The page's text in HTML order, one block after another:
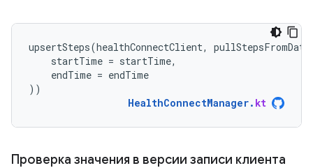
upsertSteps(healthConnectClient,
startTime = startTime,
endTime = endTime
))
HealthConnectManager. kt
Проверка значения в версии записи клиента